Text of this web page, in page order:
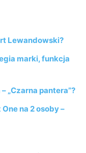
Lewandowski?
marki, funkcja
„Czarna pantera”?
na 2 osoby –